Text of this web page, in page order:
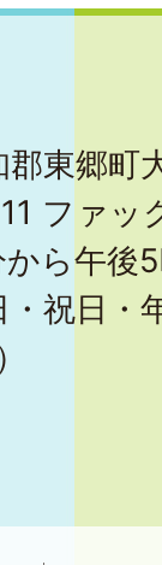
東郷町
ファ
ら午後
祝日・